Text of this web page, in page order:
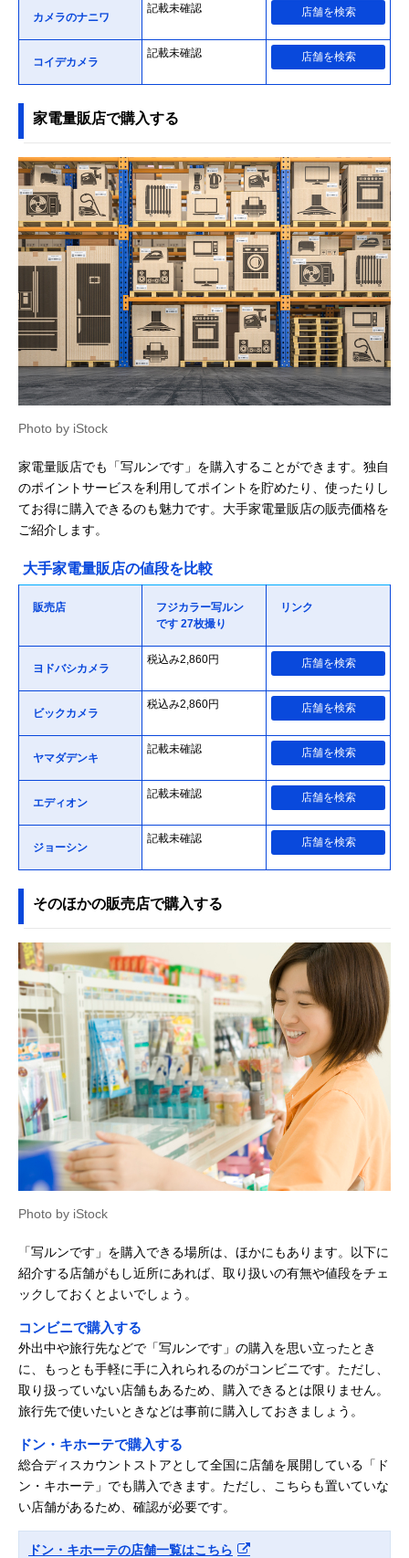
カメラのナニワ
記載未確認 店舗を検索
コイデカメラ
記載未確認 店舗を検索
家電量販店で購入する
Photo by iStock
家電量販店でも「写ルンです」を購入することができます。独自
のポイントサービスを利用してポイントを貯めたり、使ったりし
てお得に購入できるのも魅力です。大手家電量販店の販売価格を
ご紹介します。
大手家電量販店の値段を比較
販売店
フジカラー写ルン
です 27枚撮り
リンク
ヨドバシカメラ
税込み2,860円 店舗を検索
ビックカメラ
税込み2,860円 店舗を検索
ヤマダデンキ
記載未確認 店舗を検索
エディオン
記載未確認 店舗を検索
ジョーシン
記載未確認 店舗を検索
そのほかの販売店で購入する
Photo by iStock
「写ルンです」を購入できる場所は、ほかにもあります。以下に
紹介する店舗がもし近所にあれば、取り扱いの有無や値段をチェ
ックしておくとよいでしょう。
コンビニで購入する
外出中や旅行先などで「写ルンです」の購入を思い立ったとき
に、もっとも手軽に手に入れられるのがコンビニです。ただし、
取り扱っていない店舗もあるため、購入できるとは限りません。
旅行先で使いたいときなどは事前に購入しておきましょう。
ドン・キホーテで購入する
総合ディスカウントストアとして全国に店舗を展開している「ド
ン・キホーテ」でも購入できます。ただし、こちらも置いていな
い店舗があるため、確認が必要です。
ドン・キホーテの店舗一覧はこちら